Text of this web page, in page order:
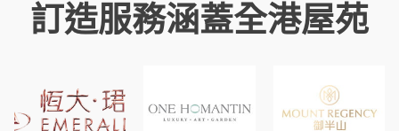
訂造服務涵蓋全港屋苑